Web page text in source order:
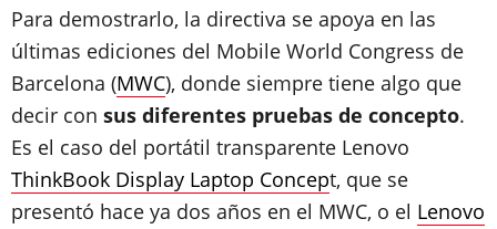
Para demostrarlo, la directiva se apoya en las
últimas ediciones del Mobile World Congress de
Barcelona (MWC), donde siempre tiene algo que
decir con sus diferentes pruebas de concepto.
Es el caso del portátil transparente Lenovo
ThinkBook Display Laptop Concept, que se
presentó hace ya dos años en el MWC, o el Lenovo